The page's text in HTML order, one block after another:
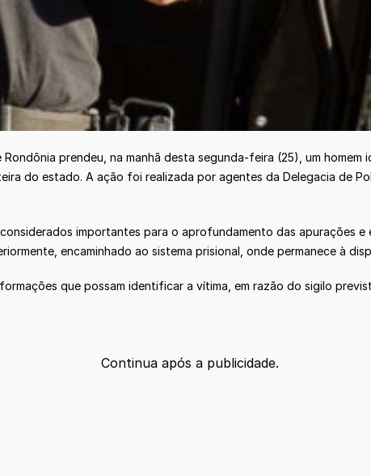
prendeu, na manhã desta segunda-feira (25), um
do estado. A ação foi realizada por agentes da Delegacia de
importantes para o aprofundamento das apurações
encaminhado ao sistema prisional, onde permanece à
que possam identificar a vítima, em razão do sigilo
Continua após a publicidade.